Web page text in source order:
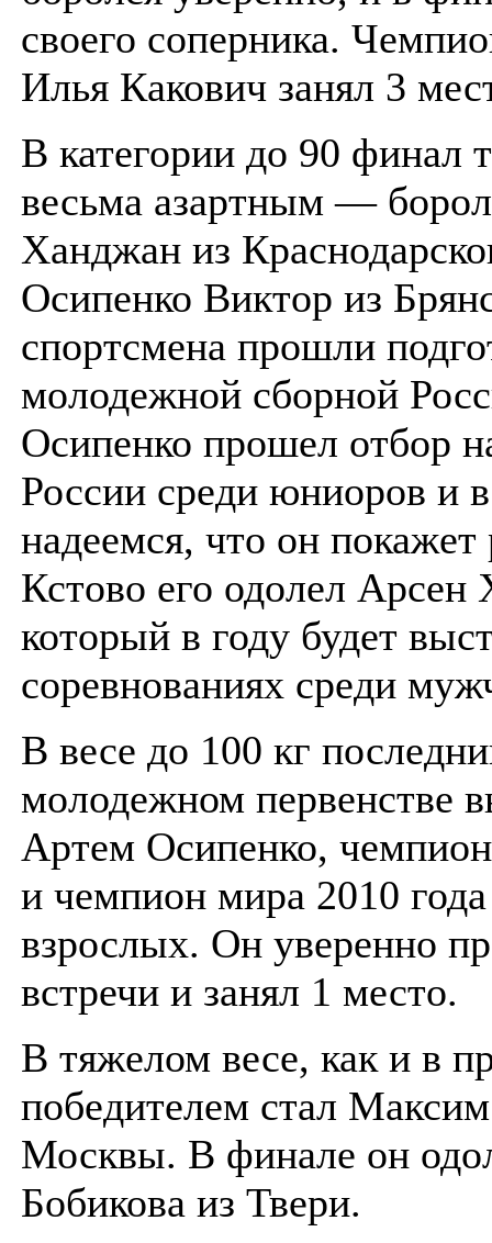
своего соперника.
Илья Какович занял 3
В категории до 90 финал
весьма азартным —
Ханджан из
Осипенко Виктор из
спортсмена прошли
молодежной сборной
Осипенко прошел отбор
России среди юниоров и
надеемся, что он покажет
Кстово его одолел Арсен
который в году будет
соревнованиях среди
В весе до 100 кг
молодежном первенстве
Артем Осипенко,
и чемпион мира 2010
взрослых. Он уверенно
встречи и занял 1 место.
В тяжелом весе, как и в
победителем стал
Москвы. В финале он
Бобикова из Твери.